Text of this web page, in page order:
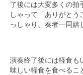
了後には大変多くの拍
しゃって「ありがとう
っしゃり、奏者一同嬉
演奏終了後には軽食も
味しい軽食を食べるこ